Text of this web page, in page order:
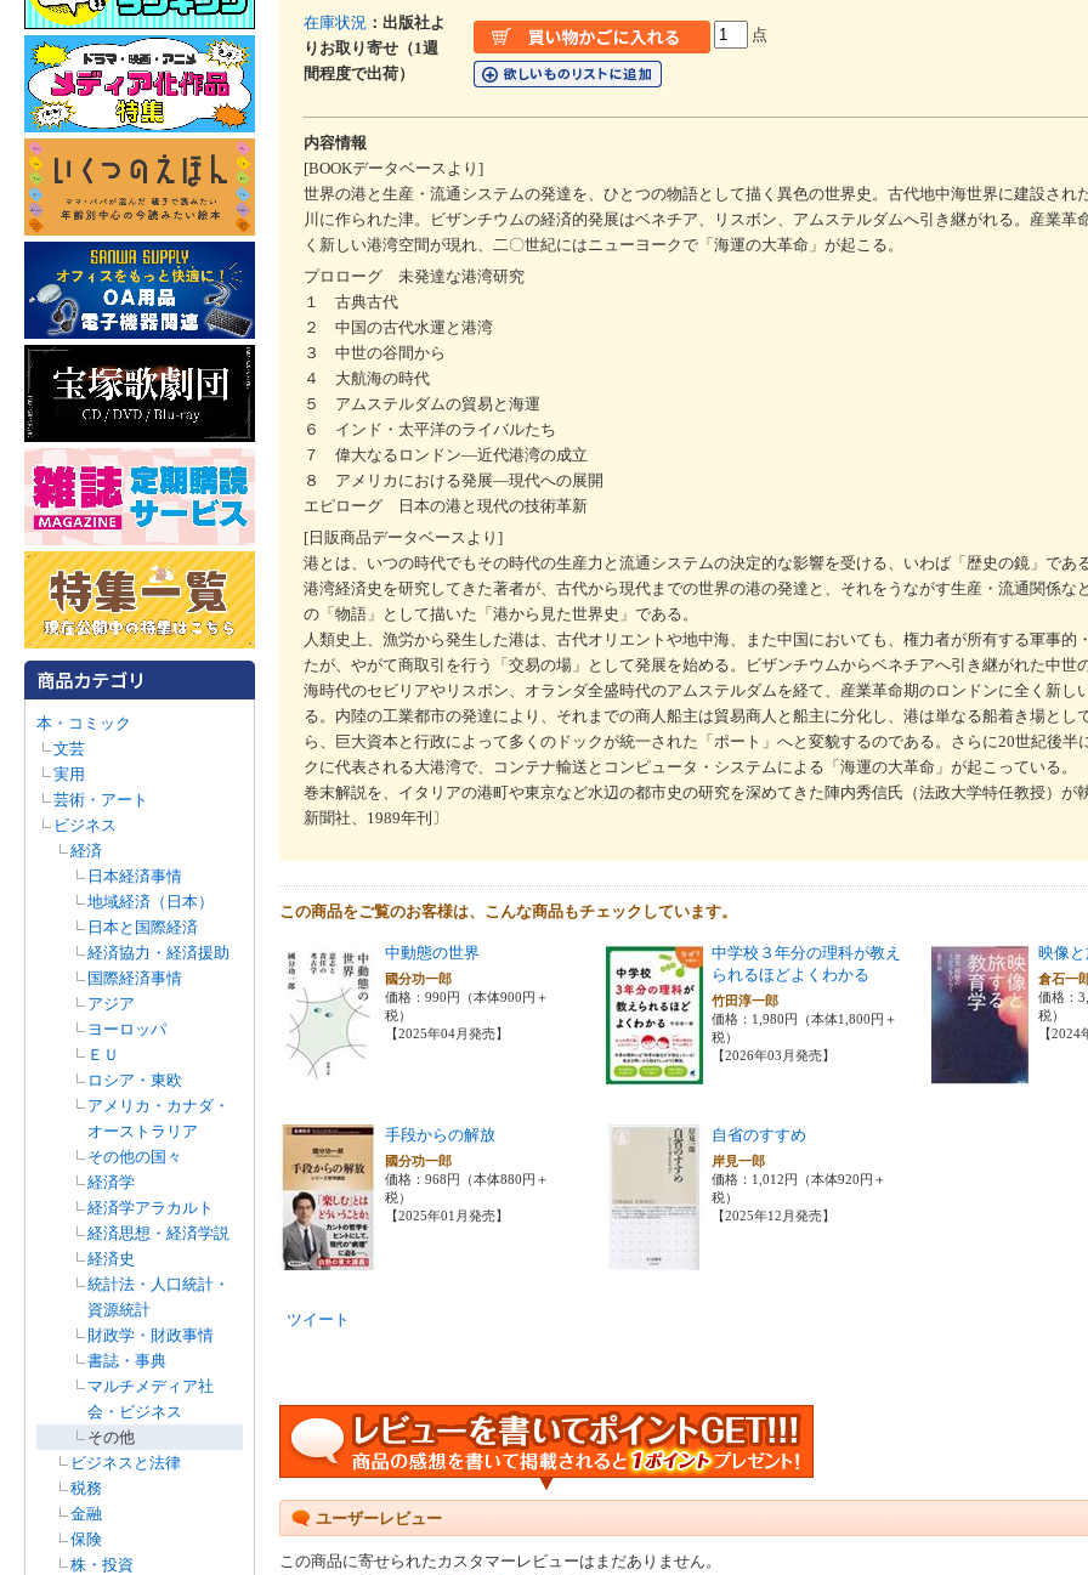
本・コミック
文芸
実用
芸術・アート
ビジネス
経済
日本経済事情
地域経済（日本）
日本と国際経済
経済協力・経済援助
国際経済事情
アジア
ヨーロッパ
ＥＵ
ロシア・東欧
アメリカ・カナダ・
オーストラリア
その他の国々
経済学
経済学アラカルト
経済思想・経済学説
経済史
統計法・人口統計・
資源統計
財政学・財政事情
書誌・事典
マルチメディア社
会・ビジネス
その他
ビジネスと法律
税務
金融
保険
株・投資
在庫状況 ：出版社よ
りお取り寄せ（1週
間程度で出荷）
点
内容情報
[BOOKデータベースより]
世界の港と生産・流通システムの発達を、ひとつの物語として描く異色の世界史。古代地中海世界に建設され
川に作られた津。ビザンチウムの経済的発展はベネチア、リスボン、アムステルダムへ引き継がれる。産業革
く新しい港湾空間が現れ、二〇世紀にはニューヨークで「海運の大革命」が起こる。
プロローグ 未発達な港湾研究
１ 古典古代
２ 中国の古代水運と港湾
３ 中世の谷間から
４ 大航海の時代
５ アムステルダムの貿易と海運
６ インド・太平洋のライバルたち
７ 偉大なるロンドン―近代港湾の成立
８ アメリカにおける発展―現代への展開
エピローグ 日本の港と現代の技術革新
[日販商品データベースより]
港とは、いつの時代でもその時代の生産力と流通システムの決定的な影響を受ける、いわば「歴史の鏡」であ
港湾経済史を研究してきた著者が、古代から現代までの世界の港の発達と、それをうながす生産・流通関係な
の「物語」として描いた「港から見た世界史」である。
人類史上、漁労から発生した港は、古代オリエントや地中海、また中国においても、権力者が所有する軍事的
たが、やがて商取引を行う「交易の場」として発展を始める。ビザンチウムからベネチアへ引き継がれた中世
海時代のセビリアやリスボン、オランダ全盛時代のアムステルダムを経て、産業革命期のロンドンに全く新し
る。内陸の工業都市の発達により、それまでの商人船主は貿易商人と船主に分化し、港は単なる船着き場とし
ら、巨大資本と行政によって多くのドックが統一された「ポート」へと変貌するのである。さらに20世紀後半
クに代表される大港湾で、コンテナ輸送とコンピュータ・システムによる「海運の大革命」が起こっている。
巻末解説を、イタリアの港町や東京など水辺の都市史の研究を深めてきた陣内秀信氏（法政大学特任教授）が
新聞社、1989年刊〕
この商品をご覧のお客様は、こんな商品もチェックしています。
中動態の世界
國分功一郎
価格：990円（本体900円＋
税）
【2025年04月発売】
中学校３年分の理科が教え
られるほどよくわかる
竹田淳一郎
価格：1,980円（本体1,800円＋
税）
【2026年03月発売】
映像
倉石一
価格：
税）
【2024
手段からの解放
國分功一郎
価格：968円（本体880円＋
税）
【2025年01月発売】
自省のすすめ
岸見一郎
価格：1,012円（本体920円＋
税）
【2025年12月発売】
ツイート
ユーザーレビュー
この商品に寄せられたカスタマーレビューはまだありません。